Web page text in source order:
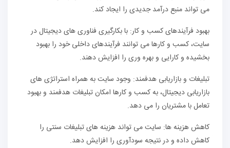
می تواند منبع درآمد جدیدی را ایجاد کند.
بهبود فرآیندهای کسب و کار: با بکارگیری فناوری های دیجیتال در
سایت، کسب و کارها می توانند فرآیندهای داخلی خود را بهبود
بخشیده و کارایی و بهره وری را افزایش دهند.
تبلیغات و بازاریابی هدفمند: وجود سایت به همراه استراتژی های
بازاریابی دیجیتال، به کسب و کارها امکان تبلیغات هدفمند و بهبود
تعامل با مشتریان را می دهد.
کاهش هزینه ها: سایت می تواند هزینه های تبلیغات سنتی را
کاهش داده و در نتیجه سودآوری را افزایش دهد.